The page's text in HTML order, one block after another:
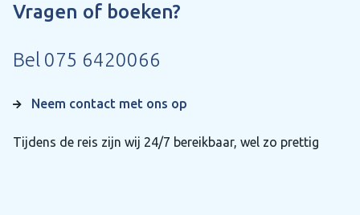
Vragen of boeken?
Bel 075 6420066
Neem contact met ons op
Tijdens de reis zijn wij 24/7 bereikbaar, wel zo prettig